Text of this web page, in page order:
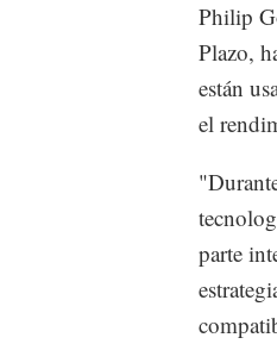
Philip
Plazo,
están
el
parte